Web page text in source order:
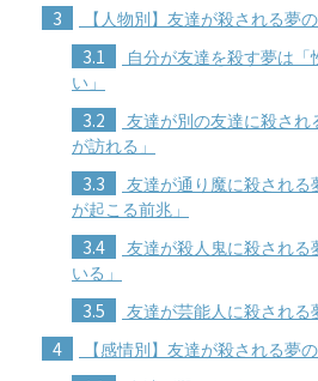
3 【人物別】友達が殺される夢
3.1
自分が友達を殺す夢は「
い」
3.2
友達が別の友達に殺さ
が訪れる」
3.3
友達が通り魔に殺され
が起こる前兆」
3.4
友達が殺人鬼に殺され
いる」
3.5 友達が芸能人に殺される
4 【感情別】友達が殺される夢